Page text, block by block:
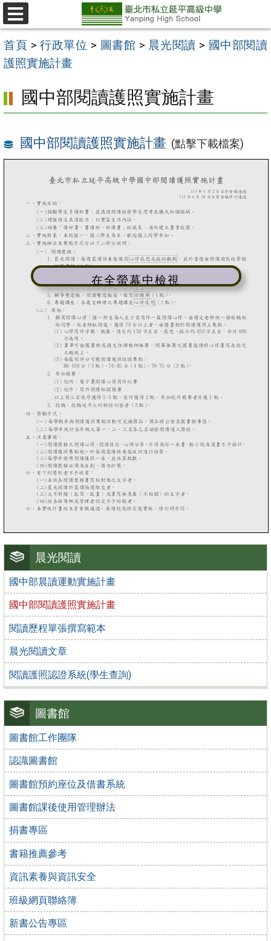
跳
至
主
要
區
選
單
首頁 >行政單位 > 圖書館 > 晨光閱讀 > 國中部閱讀
護照實施計畫
晨光閱讀
國中部晨讀運動實施計畫
國中部閱讀護照實施計畫
閱讀歷程單張撰寫範本
晨光閱讀文章
閱讀護照認證系統(學生查詢)
圖書館
圖書館工作團隊
認識圖書館
圖書館預約座位及借書系統
圖書館課後使用管理辦法
捐書專區
書籍推薦參考
資訊素養與資訊安全
班級網頁聯絡簿
新書公告專區
國中部閱讀護照實施計畫
國中部閱讀護照實施計畫 (點擊下載檔案)
在全螢幕中檢視